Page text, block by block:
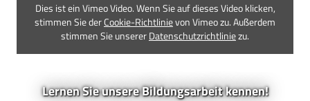
Dies ist ein Vimeo Video. Wenn Sie auf dieses Video klicken,
stimmen Sie derCookie-Richtlinievon Vimeo zu. Außerdem
stimmen Sie unserer Datenschutzrichtliniezu.
Lernen Sie unsere Bildungsarbeit kennen!